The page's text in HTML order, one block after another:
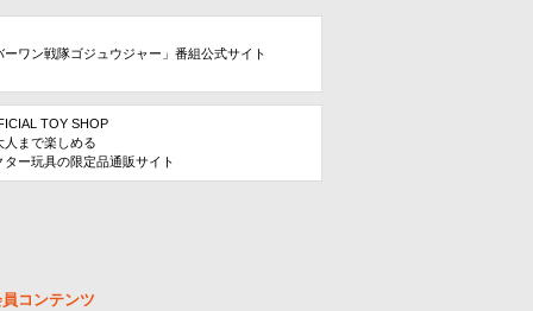
ーワン戦隊ゴジュウジャー」番組公式サイト
TOY SHOP
人まで楽しめる
ター玩具の限定品通販サイト
コンテンツ